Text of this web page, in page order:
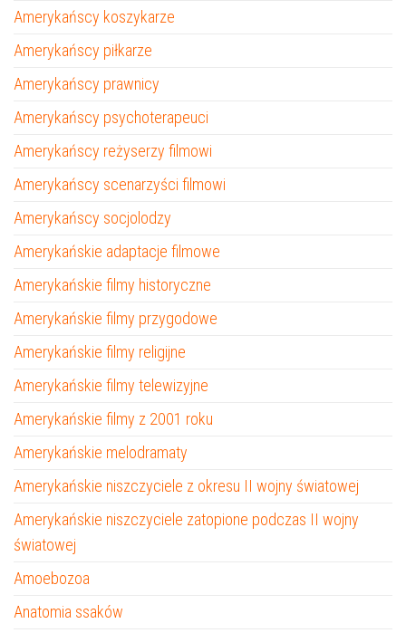
Amerykańscy koszykarze
Amerykańscy piłkarze
Amerykańscy prawnicy
Amerykańscy psychoterapeuci
Amerykańscy reżyserzy filmowi
Amerykańscy scenarzyści filmowi
Amerykańscy socjolodzy
Amerykańskie adaptacje filmowe
Amerykańskie filmy historyczne
Amerykańskie filmy przygodowe
Amerykańskie filmy religijne
Amerykańskie filmy telewizyjne
Amerykańskie filmy z 2001 roku
Amerykańskie melodramaty
Amerykańskie niszczyciele z okresu II wojny światowej
Amerykańskie niszczyciele zatopione podczas II wojny
światowej
Amoebozoa
Anatomia ssaków